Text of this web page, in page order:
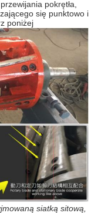
pokrętła,
się punktowo i
poniżej
siatką sitową,